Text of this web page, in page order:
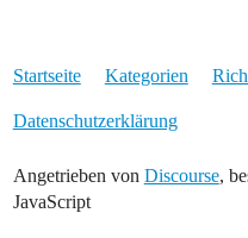
Startseite Kategorien
Datenschutzerklärung
Angetrieben von Discourse,
JavaScript